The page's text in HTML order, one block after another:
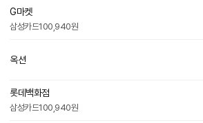
G마켓
삼성카드100,940원
옥션
롯데백화점
삼성카드100,940원